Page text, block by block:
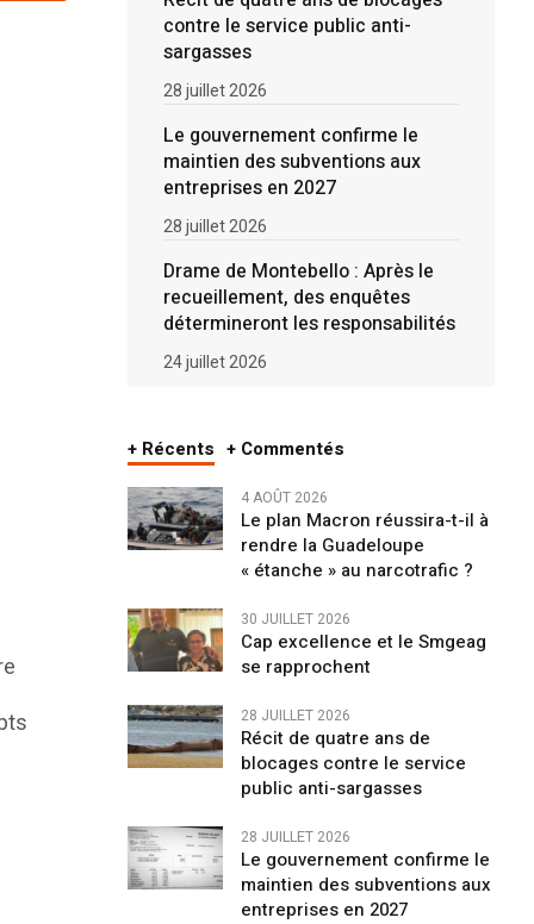
contre le service public anti-
sargasses
28 juillet 2026
Le gouvernement confirme le
maintien des subventions aux
entreprises en 2027
28 juillet 2026
Drame de Montebello : Après le
recueillement, des enquêtes
détermineront les responsabilités
24 juillet 2026
+ Récents + Commentés
4 AOÛT 2026
Le plan Macron réussira-t-il à
rendre la Guadeloupe
« étanche » au narcotrafic ?
30 JUILLET 2026
Cap excellence et le Smgeag
se rapprochent
28 JUILLET 2026
Récit de quatre ans de
blocages contre le service
public anti-sargasses
28 JUILLET 2026
Le gouvernement confirme le
maintien des subventions aux
entreprises en 2027